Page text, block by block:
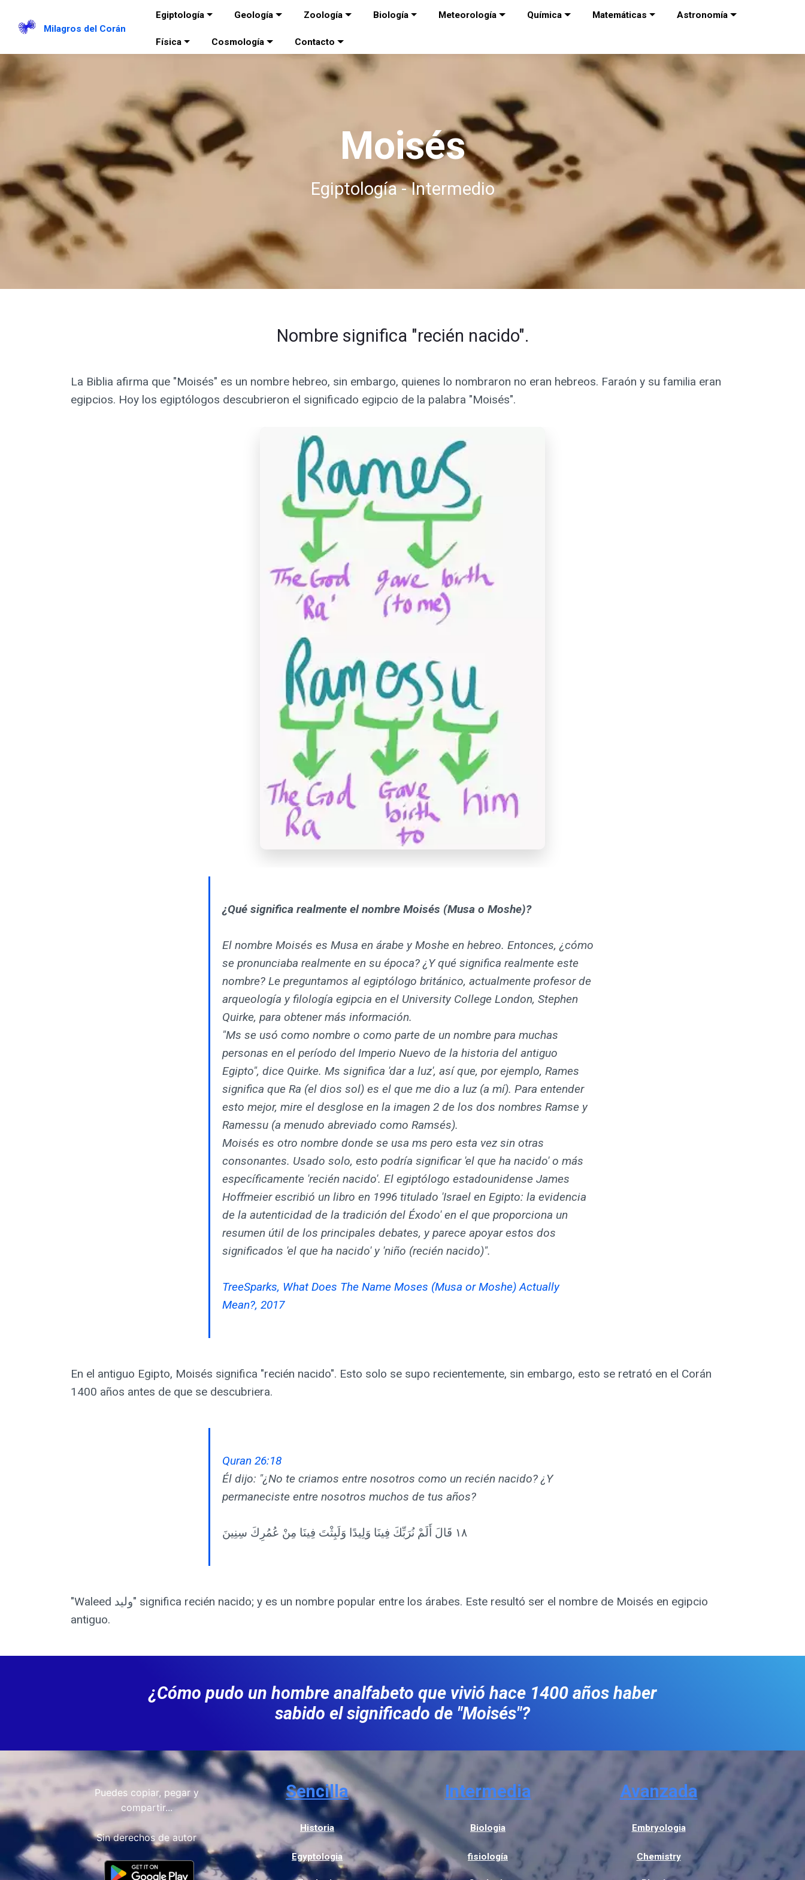
Milagros del Corán
Egiptología Geología Zoología Biología Meteorología Química Matemáticas Astronomía
Física Cosmología Contacto
Moisés
Egiptología - Intermedio
Nombre significa "recién nacido".
La Biblia afirma que "Moisés" es un nombre hebreo, sin embargo, quienes lo nombraron no eran hebreos. Faraón y su familia eran
egipcios. Hoy los egiptólogos descubrieron el significado egipcio de la palabra "Moisés".
¿Qué significa realmente el nombre Moisés (Musa o Moshe)?
El nombre Moisés es Musa en árabe y Moshe en hebreo. Entonces, ¿cómo
se pronunciaba realmente en su época? ¿Y qué significa realmente este
nombre? Le preguntamos al egiptólogo británico, actualmente profesor de
arqueología y filología egipcia en el University College London, Stephen
Quirke, para obtener más información.
"Ms se usó como nombre o como parte de un nombre para muchas
personas en el período del Imperio Nuevo de la historia del antiguo
Egipto", dice Quirke. Ms significa 'dar a luz', así que, por ejemplo, Rames
significa que Ra (el dios sol) es el que me dio a luz (a mí). Para entender
esto mejor, mire el desglose en la imagen 2 de los dos nombres Ramse y
Ramessu (a menudo abreviado como Ramsés).
Moisés es otro nombre donde se usa ms pero esta vez sin otras
consonantes. Usado solo, esto podría significar 'el que ha nacido' o más
específicamente 'recién nacido'. El egiptólogo estadounidense James
Hoffmeier escribió un libro en 1996 titulado 'Israel en Egipto: la evidencia
de la autenticidad de la tradición del Éxodo' en el que proporciona un
resumen útil de los principales debates, y parece apoyar estos dos
significados 'el que ha nacido' y 'niño (recién nacido)".
TreeSparks, What Does The Name Moses (Musa or Moshe) Actually
Mean?, 2017
En el antiguo Egipto, Moisés significa "recién nacido". Esto solo se supo recientemente, sin embargo, esto se retrató en el Corán
1400 años antes de que se descubriera.
Quran 26:18
Él dijo: "¿No te criamos entre nosotros como un recién nacido? ¿Y
permaneciste entre nosotros muchos de tus años?
١٨ قَالَ أَلَمْ نُرَبِّكَ فِينَا وَلِيدًا وَلَبِثْتَ فِينَا مِنْ عُمُرِكَ سِنِينَ
"Waleed وليد" significa recién nacido; y es un nombre popular entre los árabes. Este resultó ser el nombre de Moisés en egipcio
antiguo.
¿Cómo pudo un hombre analfabeto que vivió hace 1400 años haber
sabido el significado de "Moisés"?
Puedes copiar, pegar y
compartir...
Sin derechos de autor
Sencilla
Historia
Egyptologia
Intermedia
Biologia
fisiología
Avanzada
Embryologia
Chemistry